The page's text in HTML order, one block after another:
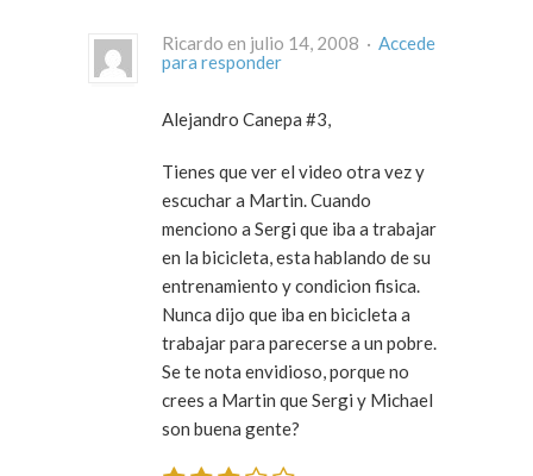
Ricardo en julio 14, 2008 · Accede
para responder
Alejandro Canepa #3,
Tienes que ver el video otra vez y
escuchar a Martin. Cuando
menciono a Sergi que iba a trabajar
en la bicicleta, esta hablando de su
entrenamiento y condicion fisica.
Nunca dijo que iba en bicicleta a
trabajar para parecerse a un pobre.
Se te nota envidioso, porque no
crees a Martin que Sergi y Michael
son buena gente?